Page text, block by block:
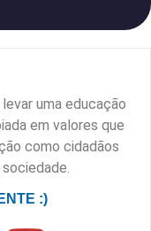
uma educação
em valores que
como cidadãos
:)